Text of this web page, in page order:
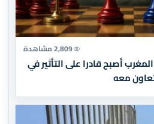
2,809 مشاهدة
أصبح قادرا على التأثير في
معه